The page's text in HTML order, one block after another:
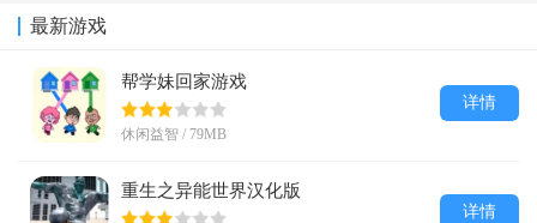
最新游戏
帮学妹回家游戏
休闲益智 / 79MB
详情
重生之异能世界汉化版
详情